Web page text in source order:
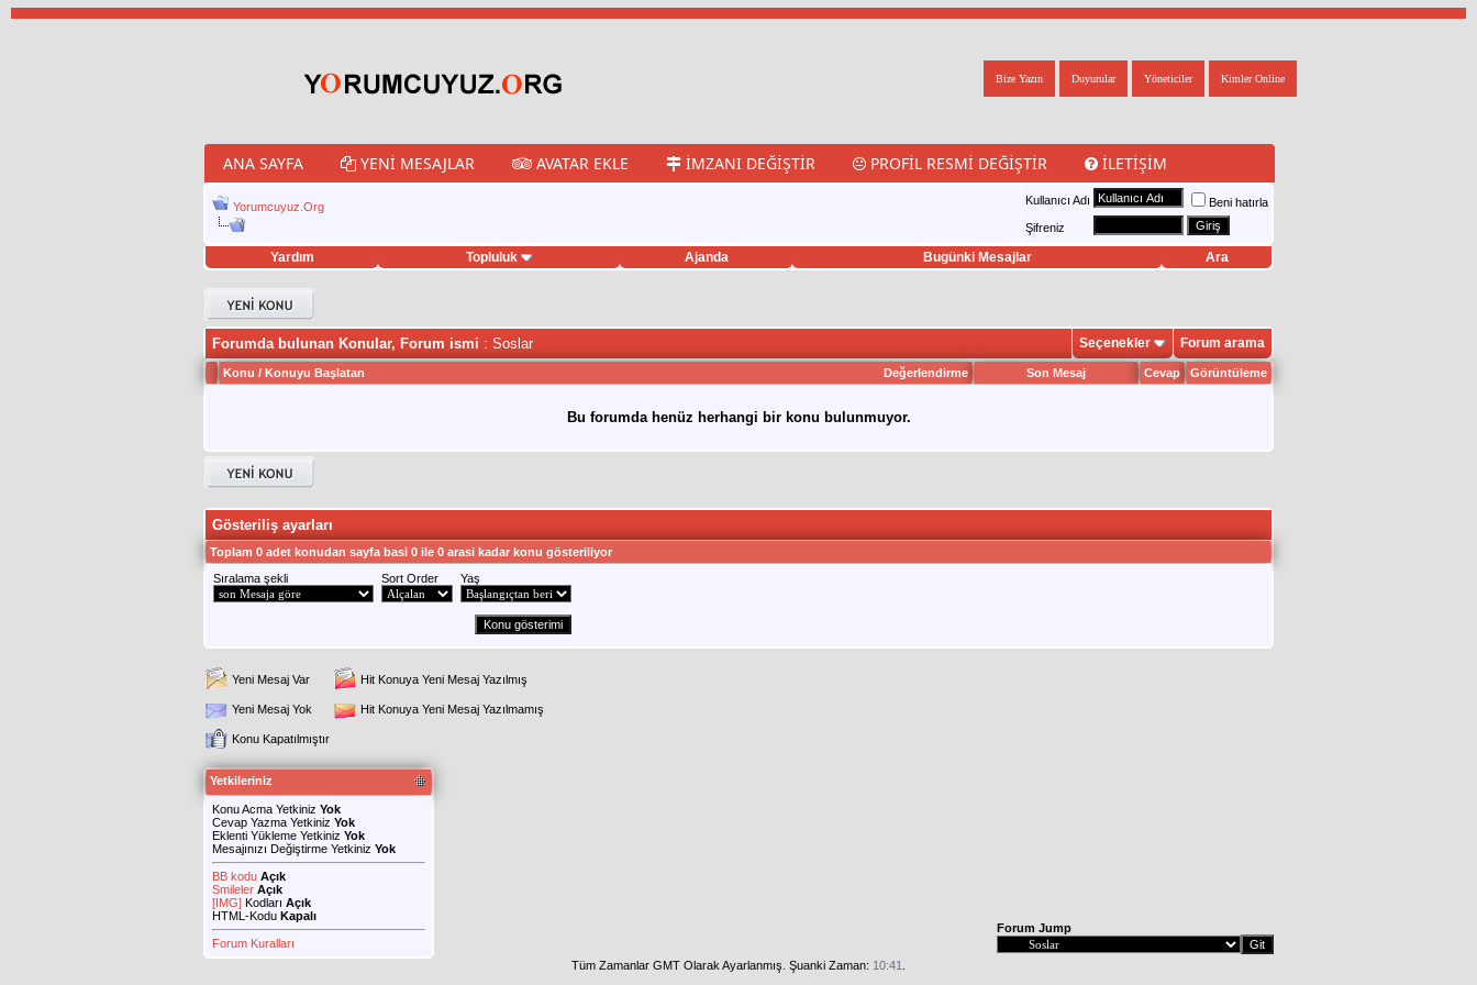
Kimler Online
Yöneticiler
Duyurular
Bize Yazın
ANA SAYFA YENI MESAJLAR AVATAR EKLE İMZANI DEĞIŞTIR PROFIL RESMI DEĞIŞTIR İLETIŞIM
Yorumcuyuz.Org Kullanıcı Adı
Beni hatırla
Şifreniz
Yardım Topluluk Ajanda Bugünki Mesajlar Ara
porno izle twitter retweet hilesi
Forumda bulunan Konular, Forum ismi : Soslar Seçenekler Forum arama
Değerlendirme
Konu / Konuyu Başlatan Son Mesaj Cevap Görüntüleme
Bu forumda henüz herhangi bir konu bulunmuyor.
Gösteriliş ayarları
Toplam 0 adet konudan sayfa basi 0 ile 0 arasi kadar konu gösteriliyor
Sıralama şekli
Sort Order Yaş
Yeni Mesaj Var Hit Konuya Yeni Mesaj Yazılmış
Yeni Mesaj Yok Hit Konuya Yeni Mesaj Yazılmamış
Konu Kapatılmıştır
Yetkileriniz
Konu Acma Yetkiniz Yok
Cevap Yazma Yetkiniz Yok
Eklenti Yükleme Yetkiniz Yok
Mesajınızı Değiştirme Yetkiniz Yok
BB kodu Açık
Smileler Açık
[IMG] Kodları Açık
HTML-Kodu Kapalı
Forum Kuralları
Forum Jump
Tüm Zamanlar GMT Olarak Ayarlanmış. Şuanki Zaman: 10:41